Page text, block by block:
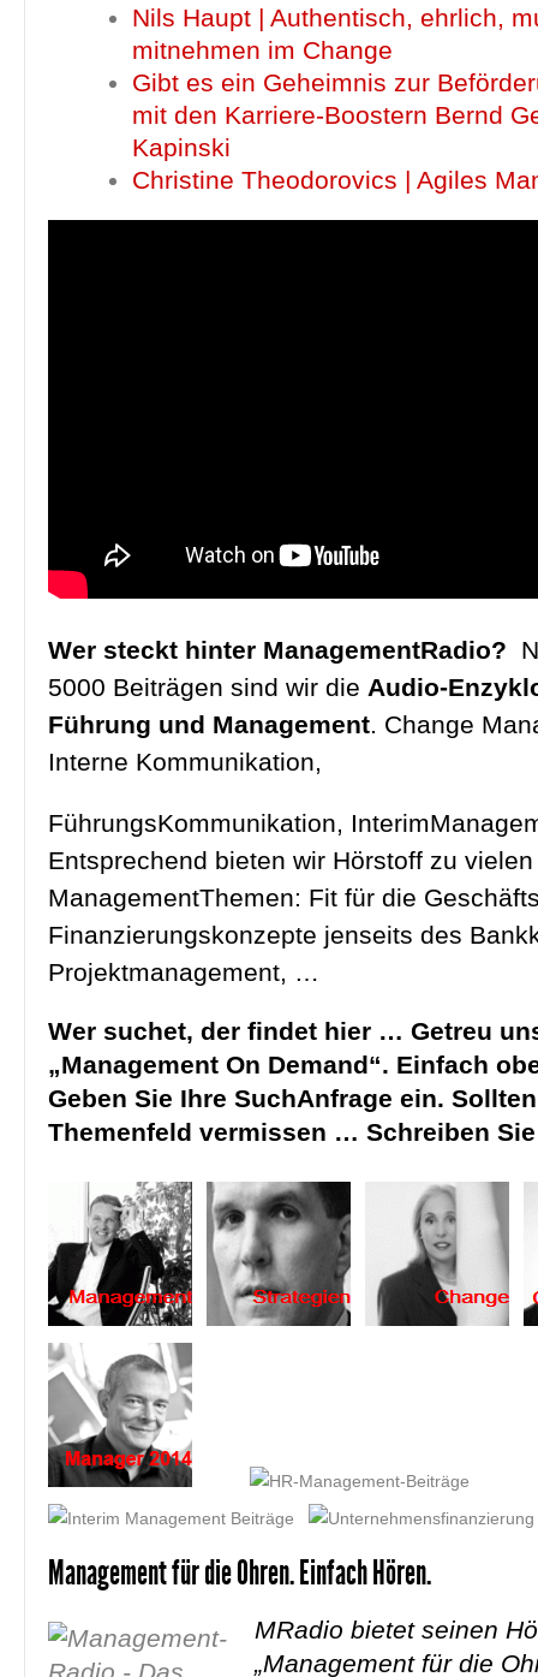
Nils Haupt | Authentisch, ehrlich,
mitnehmen im Change
Gibt es ein Geheimnis zur
mit den Karriere-Boostern Bernd
Kapinski
Christine Theodorovics | Agiles
Wer steckt hinter ManagementRadio?
5000 Beiträgen sind wir die Audio-
Führung und Management. Change
Interne Kommunikation,
FührungsKommunikation,
Entsprechend bieten wir Hörstoff zu
ManagementThemen: Fit für die
Finanzierungskonzepte jenseits des
Projektmanagement, …
Wer suchet, der findet hier … Getreu
„Management On Demand“. Einfach
Geben Sie Ihre SuchAnfrage ein.
Themenfeld vermissen … Schreiben
Management für die Ohren. Einfach Hören.
MRadio bietet seinen
„Management für die